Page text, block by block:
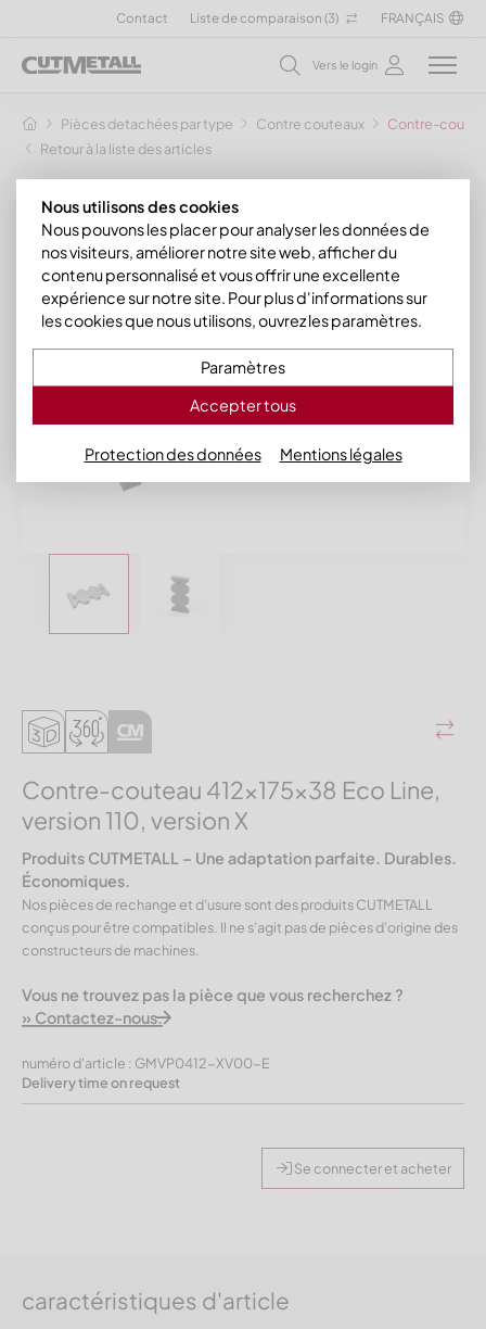
Contact Liste de comparaison (3) FRANÇAIS
Vers le login
Pièces detachées par type Contre couteaux
Contre-
Retour à la liste des articles
Contre-couteau 412x175x38 Eco Line,
version 110, version X
Produits CUTMETALL – Une adaptation parfaite. Durables.
Économiques.
Nos pièces de rechange et d’usure sont des produits CUTMETALL
conçus pour être compatibles. Il ne s’agit pas de pièces d’origine des
constructeurs de machines.
Vous ne trouvez pas la pièce que vous recherchez ?
» Contactez-nous.
numéro d'article : GMVP0412-XV00-E
Delivery time on request
Se connecter et acheter
caractéristiques d'article
Nous utilisons des cookies
Nous pouvons les placer pour analyser les données de
nos visiteurs, améliorer notre site web, afficher du
contenu personnalisé et vous offrir une excellente
expérience sur notre site. Pour plus d'informations sur
les cookies que nous utilisons, ouvrez les paramètres.
Paramètres
Accepter tous
Protection des données Mentions légales